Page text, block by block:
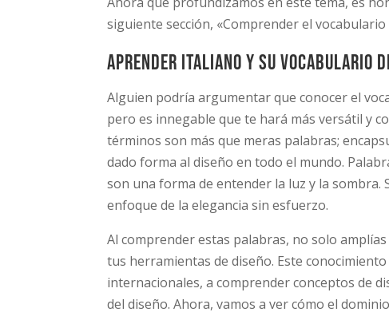
siguiente sección, «Comprender el
Aprender italiano y su vocabulario
Alguien podría argumentar que conocer el
pero es innegable que te hará más versátil y
términos son más que meras palabras;
dado forma al diseño en todo el mundo.
son una forma de entender la luz y la
enfoque de la elegancia sin esfuerzo.
Al comprender estas palabras, no solo
tus herramientas de diseño. Este
internacionales, a comprender conceptos de
del diseño. Ahora, vamos a ver cómo el